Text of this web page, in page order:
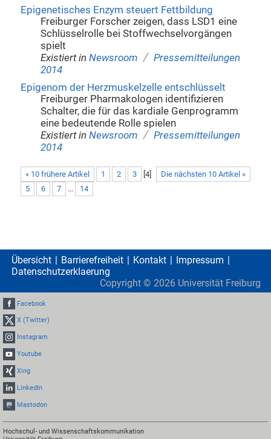
Epigenetisches Enzym steuert Fettbildung
Freiburger Forscher zeigen, dass LSD1 eine
Schlüsselrolle bei Stoffwechselvorgängen
spielt
Existiert in Newsroom / Pressemitteilungen
2014
Epigenom der Herzmuskelzelle entschlüsselt
Freiburger Pharmakologen identifizieren
Schalter, die für das kardiale Genprogramm
eine bedeutende Rolle spielen
Existiert in Newsroom / Pressemitteilungen
2014
« 10 frühere Artikel Die nächsten 10 Artikel »
1 2 3 4]
5
6 7 ... 14
Übersicht Barrierefreiheit Kontakt
Impressum
Datenschutzerklaerung
Copyright © 2026 Universität Freiburg
Facebook
X (Twitter)
Instagram
Youtube
Xing
LinkedIn
Mastodon
Hochschul- und Wissenschaftskommunikation